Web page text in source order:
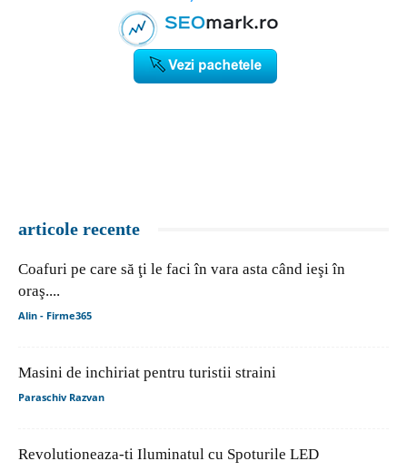
articole recente
Coafuri pe care să ţi le faci în vara asta când ieşi în
oraş....
Alin - Firme365
Masini de inchiriat pentru turistii straini
Paraschiv Razvan
Revolutioneaza-ti Iluminatul cu Spoturile LED